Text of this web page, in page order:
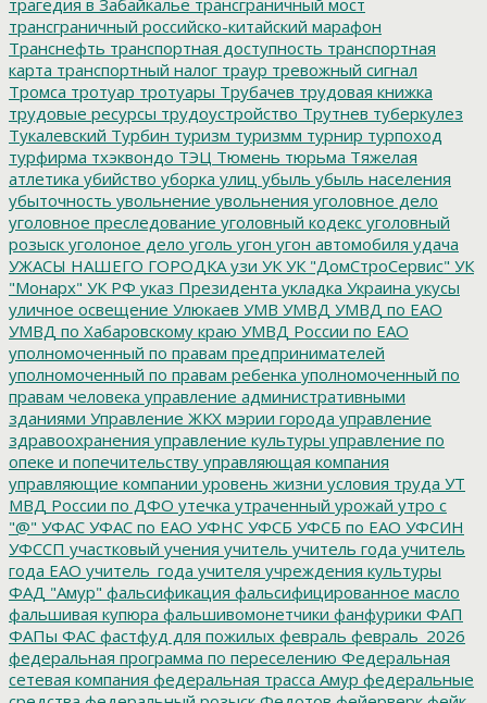
трансграничный российско-китайский марафон
Транснефть транспортная доступность транспортная
карта транспортный налог траур тревожный сигнал
Тромса тротуар тротуары Трубачев трудовая книжка
трудовые ресурсы трудоустройство Трутнев туберкулез
Тукалевский Турбин туризм туризмм турнир турпоход
турфирма тхэквондо ТЭЦ Тюмень тюрьма Тяжелая
атлетика убийство уборка улиц убыль убыль населения
убыточность увольнение увольнения уголовное дело
уголовное преследование уголовный кодекс уголовный
розыск уголоное дело уголь угон угон автомобиля удача
УЖАСЫ НАШЕГО ГОРОДКА узи УК УК "ДомСтроСервис" УК
"Монарх" УК РФ указ Президента укладка Украина укусы
уличное освещение Улюкаев УМВ УМВД УМВД по ЕАО
УМВД по Хабаровскому краю УМВД России по ЕАО
уполномоченный по правам предпринимателей
уполномоченный по правам ребенка уполномоченный по
правам человека управление административными
зданиями Управление ЖКХ мэрии города управление
здравоохранения управление культуры управление по
опеке и попечительству управляющая компания
управляющие компании уровень жизни условия труда УТ
МВД России по ДФО утечка утраченный урожай утро с
"@" УФАС УФАС по ЕАО УФНС УФСБ УФСБ по ЕАО УФСИН
УФССП участковый учения учитель учитель года учитель
года ЕАО учитель_года учителя учреждения культуры
ФАД "Амур" фальсификация фальсифицированное масло
фальшивая купюра фальшивомонетчики фанфурики ФАП
ФАПы ФАС фастфуд для пожилых февраль февраль_2026
федеральная программа по переселению Федеральная
сетевая компания федеральная трасса Амур федеральные